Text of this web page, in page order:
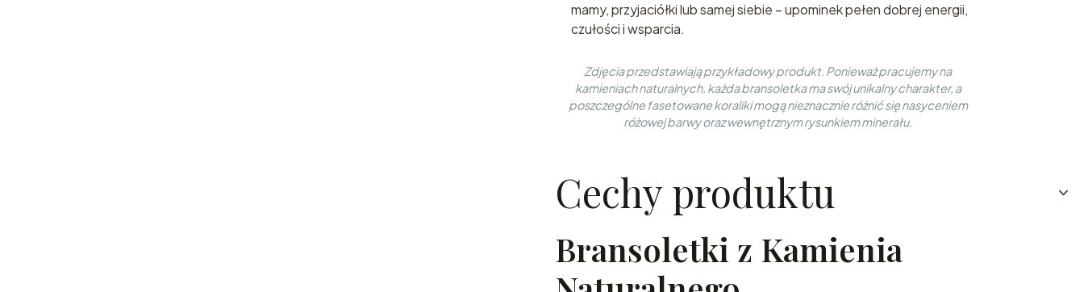
mamy, przyjaciółki lub samej siebie – upominek pełen dobrej energii,
czułości i wsparcia.
Zdjęcia przedstawiają przykładowy produkt. Ponieważ pracujemy na
kamieniach naturalnych, każda bransoletka ma swój unikalny charakter, a
poszczególne fasetowane koraliki mogą nieznacznie różnić się nasyceniem
różowej barwy oraz wewnętrznym rysunkiem minerału.
Cechy produktu
Bransoletki z Kamienia